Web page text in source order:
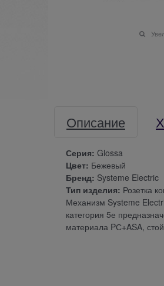
Описание
Серия: Glossa
Цвет: Бежевый
Бренд: Systeme Electric
Тип изделия: Розетка
Механизм Systeme
категория 5е
материала PС+ASA,